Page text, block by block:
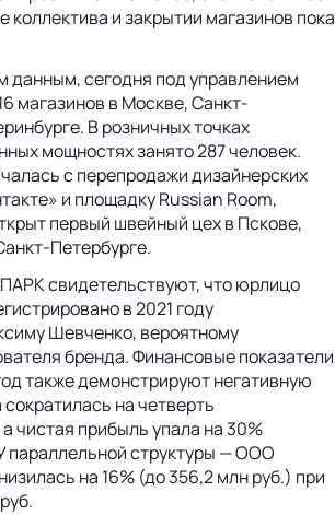
коллектива и закрытии магазинов пока
данным, сегодня под управлением
магазинов в Москве, Санкт-
В розничных точках
мощностях занято 287 человек.
с перепродажи дизайнерских
и площадку Russian Room,
первый швейный цех в Пскове,
Петербурге.
свидетельствуют, что юрлицо
в 2021 году
Шевченко, вероятному
бренда. Финансовые показатели
также демонстрируют негативную
на четверть
чистая прибыль упала на 30%
параллельной структуры — ООО
на 16% (до 356,2 млн руб.) при